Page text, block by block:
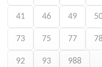
41 46 49
73 75 77
92 93 988